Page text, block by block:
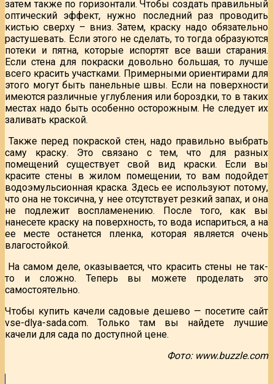
затем также по горизонтали. Чтобы создать правильный
оптический эффект, нужно последний раз проводить
кистью сверху – вниз. Затем, краску надо обязательно
растушевать. Если этого не сделать, то тогда образуются
потеки и пятна, которые испортят все ваши старания.
Если стена для покраски довольно большая, то лучше
всего красить участками. Примерными ориентирами для
этого могут быть панельные швы. Если на поверхности
имеются различные углубления или бороздки, то в таких
местах надо быть особенно осторожным. Не следует их
заливать краской.
Также перед покраской стен, надо правильно выбрать
саму краску. Это связано с тем, что для разных
помещений существует свой вид краски. Если вы
красите стены в жилом помещении, то вам подойдет
водоэмульсионная краска. Здесь ее используют потому,
что она не токсична, у нее отсутствует резкий запах, и она
не подлежит воспламенению. После того, как вы
нанесете краску на поверхность, то вода испариться, а на
ее месте останется пленка, которая является очень
влагостойкой.
На самом деле, оказывается, что красить стены не так-
то и сложно. Теперь вы можете проделать это
самостоятельно.
Чтобы купить качели садовые дешево — посетите сайт
vse-dlya-sada.com. Только там вы найдете лучшие
качели для сада по доступной цене.
Фото: www.buzzle.com